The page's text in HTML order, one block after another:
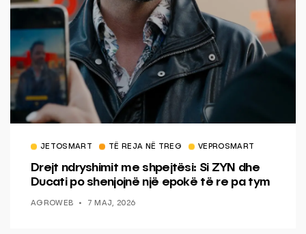
JETOSMART TË REJA NË TREG VEPROSMART
Drejt ndryshimit me shpejtësi: Si ZYN dhe
Ducati po shenjojnë një epokë të re pa tym
AGROWEB 7 MAJ, 2026